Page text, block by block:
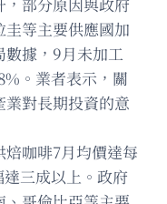
等主要供應國加
據，9月未加工
。業者表示，關
對長期投資的意
咖啡7月均價達每
三成以上。政府